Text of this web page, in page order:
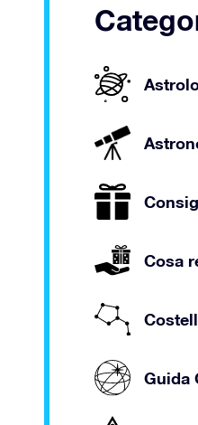
Cosa
Guida